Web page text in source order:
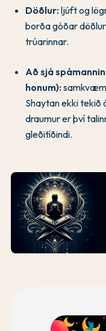
Döðlur:ljúft og
borða góðar
trúarinnar.
Að sjá
honum):
Shaytan ekki tekið
draumur er því
gleðitíðindi.